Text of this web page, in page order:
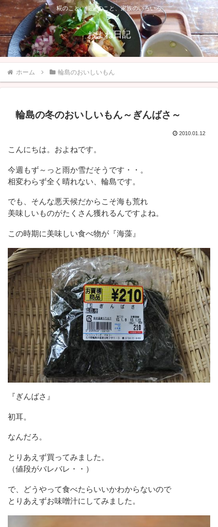
糀のこと、能登のこと、家族のいろいろ
およね日記
ホーム 輪島のおいしいもん
輪島の冬のおいしいもん～ぎんばさ～
2010.01.12
こんにちは。およねです。
今週もず～っと雨か雪だそうです・・。
相変わらず全く晴れない、輪島です。
でも、そんな悪天候だからこそ海も荒れ
美味しいものがたくさん獲れるんですよね。
この時期に美味しい食べ物が『海藻』
『ぎんばさ』
初耳。
なんだろ。
とりあえず買ってみました。
（値段がバレバレ・・）
で、どうやって食べたらいいかわからないので
とりあえずお味噌汁にしてみました。